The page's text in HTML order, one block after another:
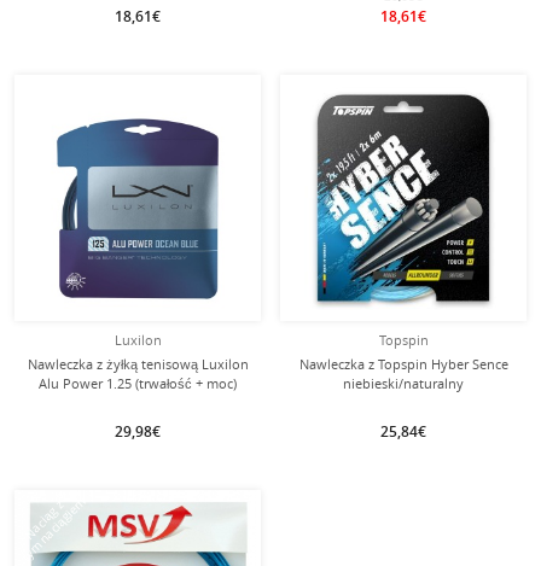
18,61€ 18,61€
Luxilon
Nawleczka z żyłką tenisową Luxilon
Alu Power 1.25 (trwałość + moc)
29,98€
tym naciągiem
Topspin
Nawleczka z Topspin Hyber Sence
niebieski/naturalny
25,84€
Naciąg z
tym naciągiem